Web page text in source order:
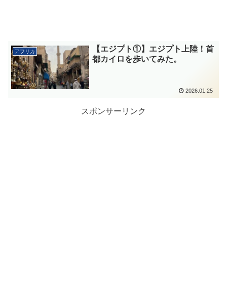
アフリカ
【エジプト①】エジプト上陸！首
都カイロを歩いてみた。
2026.01.25
スポンサーリンク